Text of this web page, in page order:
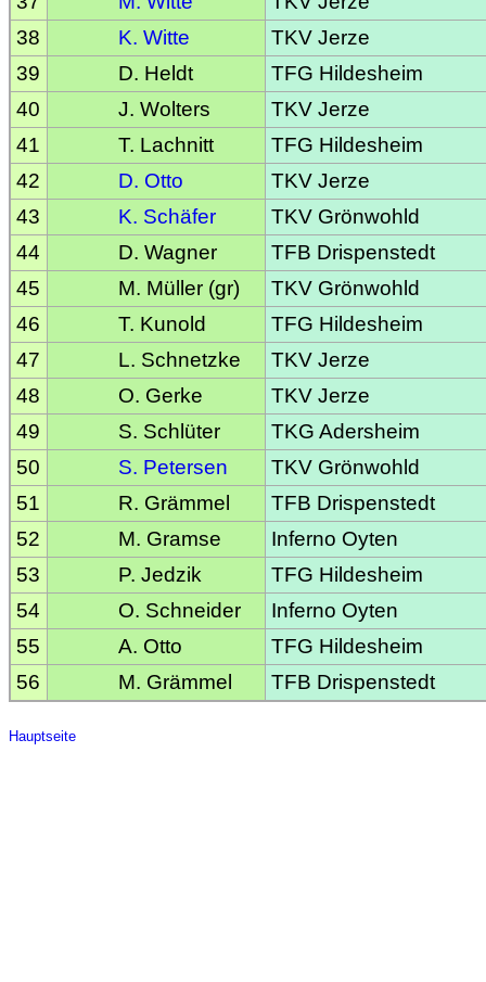
38
K. Witte
TKV Jerze
39
D. Heldt
TFG Hildesheim
40
J. Wolters
TKV Jerze
41
T. Lachnitt
TFG Hildesheim
42
D. Otto
TKV Jerze
43
K. Schäfer
TKV Grönwohld
44
D. Wagner
TFB Drispenstedt
45
M. Müller (gr)
TKV Grönwohld
46
T. Kunold
TFG Hildesheim
47
L. Schnetzke
TKV Jerze
48
O. Gerke
TKV Jerze
49
S. Schlüter
TKG Adersheim
50
S. Petersen
TKV Grönwohld
51
R. Grämmel
TFB Drispenstedt
52
M. Gramse
Inferno Oyten
53
P. Jedzik
TFG Hildesheim
54
O. Schneider
Inferno Oyten
55
A. Otto
TFG Hildesheim
56
M. Grämmel TFB Drispenstedt
Hauptseite